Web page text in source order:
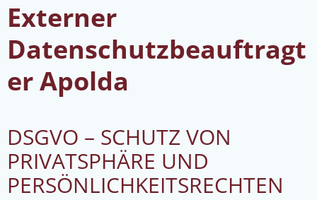
Externer
Datenschutzbeauftragt
er Apolda
DSGVO – SCHUTZ VON
PRIVATSPHÄRE UND
PERSÖNLICHKEITSRECHTEN